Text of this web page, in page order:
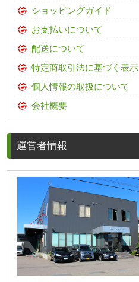
ショッピングガイド
お支払いについて
配送について
特定商取引法に基づく表示
個人情報の取扱について
会社概要
運営者情報